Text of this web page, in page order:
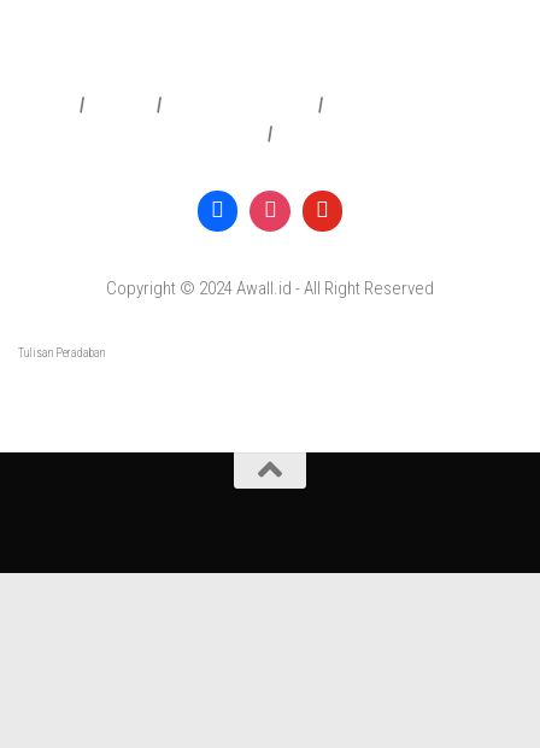
| | |
|
Copyright © 2024 Awall.id - All Right Reserved
Tulisan Peradaban